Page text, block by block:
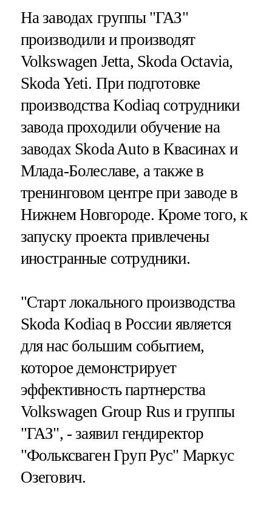
На заводах группы "ГАЗ"
производили и производят
Volkswagen Jetta, Skoda Octavia,
Skoda Yeti. При подготовке
производства Kodiaq сотрудники
завода проходили обучение на
заводах Skoda Auto в Квасинах и
Млада-Болеславе, а также в
тренинговом центре при заводе в
Нижнем Новгороде. Кроме того, к
запуску проекта привлечены
иностранные сотрудники.
"Старт локального производства
Skoda Kodiaq в России является
для нас большим событием,
которое демонстрирует
эффективность партнерства
Volkswagen Group Rus и группы
"ГАЗ", - заявил гендиректор
"Фольксваген Груп Рус" Маркус
Озегович.